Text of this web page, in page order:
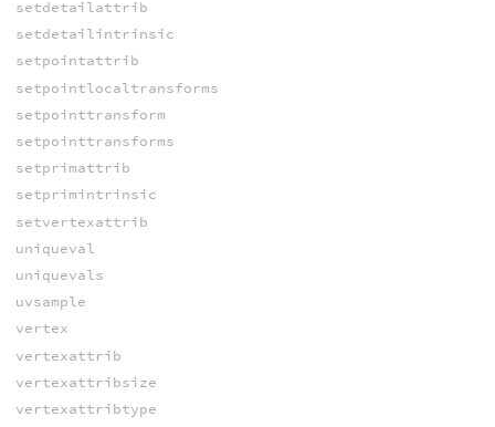
setdetailattrib
setdetailintrinsic
setpointattrib
setpointlocaltransforms
setpointtransform
setpointtransforms
setprimattrib
setprimintrinsic
setvertexattrib
uniqueval
uniquevals
uvsample
vertex
vertexattrib
vertexattribsize
vertexattribtype